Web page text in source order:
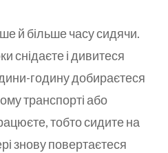
й більше часу сидячи.
снідаєте і дивитеся
годину добираєтеся
транспорті або
тобто сидите на
знову повертаєтеся